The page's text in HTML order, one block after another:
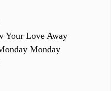
Your Love Away
Monday